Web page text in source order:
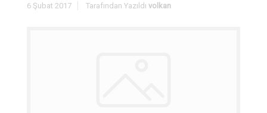
6 Şubat 2017 Tarafından Yazıldı volkan